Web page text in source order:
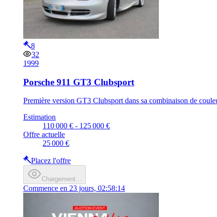
8
32
1999
Porsche 911 GT3 Clubsport
Première version GT3 Clubsport dans sa combinaison de
Estimation
110 000 € - 125 000 €
Offre actuelle
25 000 €
Placez l'offre
Chargement…
Commence en 23 jours, 02:58:14